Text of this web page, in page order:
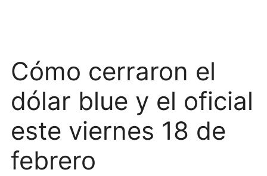
Cómo cerraron el
dólar blue y el oficial
este viernes 18 de
febrero